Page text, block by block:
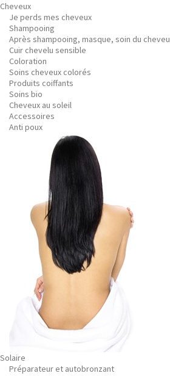
Cheveux
Je perds mes cheveux
Shampooing
Après shampooing, masque, soin du cheveu
Cuir chevelu sensible
Coloration
Soins cheveux colorés
Produits coiffants
Soins bio
Cheveux au soleil
Accessoires
Anti poux
Solaire
Préparateur et autobronzant